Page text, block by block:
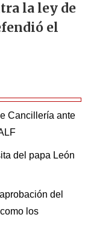
la ley de
el
Cancillería ante
del papa León
del
los